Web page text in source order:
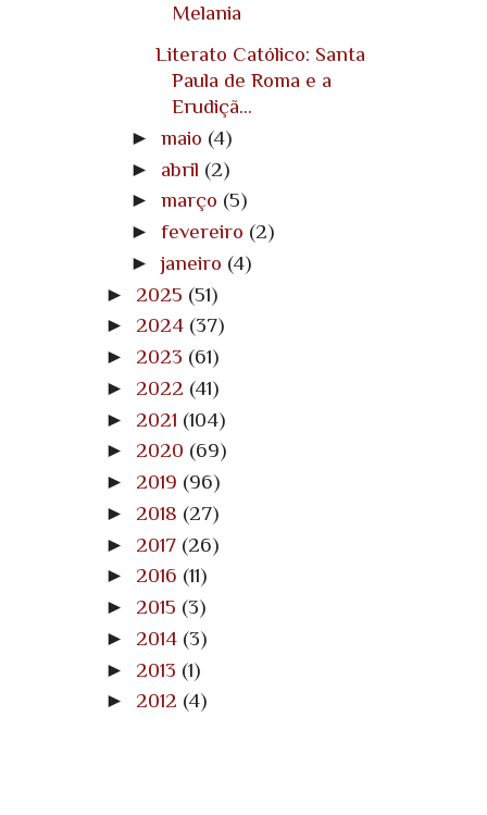
Melania
Literato Católico: Santa
Paula de Roma e a
Erudiçã...
► maio (4)
► abril (2)
► março (5)
► fevereiro (2)
►janeiro (4)
► 2025 (51)
► 2024 (37)
► 2023 (61)
► 2022 (41)
► 2021 (104)
► 2020 (69)
► 2019 (96)
► 2018 (27)
► 2017 (26)
► 2016 (11)
► 2015 (3)
► 2014 (3)
► 2013 (1)
► 2012 (4)